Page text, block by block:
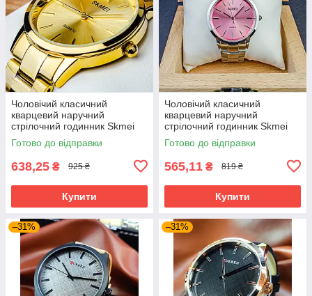
Чоловічий класичний
кварцевий наручний
стрілочний годинник Skmei
1694 GD
Готово до відправки
638,25 ₴ 925 ₴
Купити
Чоловічий класичний
кварцевий наручний
стрілочний годинник Skmei
1694 PK
Готово до відправки
565,11 ₴ 819 ₴
Купити
–31% –31%